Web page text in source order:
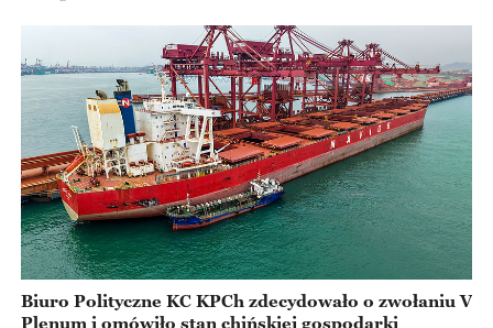
Biuro Polityczne KC KPCh zdecydowało o zwołaniu V
Plenum i omówiło stan chińskiej gospodarki